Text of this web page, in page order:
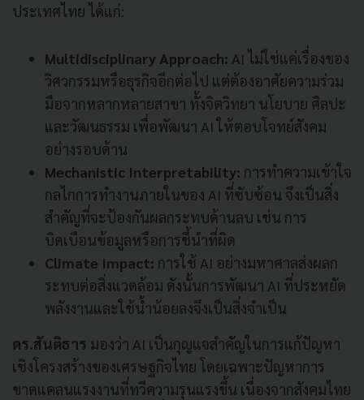
ประเทศไทย ได้แก่:
Multidisciplinary Approach: AI ไม่ใช่แค่เรื่องของ
วิศวกรรมหรือธุรกิจอีกต่อไป แต่ต้องอาศัยความร่วม
มือจากหลากหลายสาขา ทั้งจิตวิทยา นโยบาย ศิลปะ
และวัฒนธรรม เพื่อพัฒนา AI ให้ตอบโจทย์สังคม
อย่างรอบด้าน
Mechanistic Interpretability: การทำความเข้าใจ
กลไกการทำงานภายในของ AI ที่ซับซ้อน จึงเป็นสิ่ง
สำคัญที่จะป้องกันผลกระทบด้านลบ เช่น การ
บิดเบือนข้อมูลหรือการชี้นำที่ผิด
Climate Impact: การใช้ AI อย่างมหาศาลส่งผลก
ระทบต่อสิ่งแวดล้อม ดังนั้นการพัฒนา AI ที่ประหยัด
พลังงานและใช้น้ำน้อยลงจึงเป็นสิ่งจำเป็น
ดร.สันติธาร มองว่า AI เป็นกุญแจสำคัญในการแก้ปัญหา
เชิงโครงสร้างของเศรษฐกิจไทย โดยเฉพาะปัญหาการ
ขาดแคลนแรงงานที่ทวีความรุนแรงขึ้น เนื่องจากสังคมไทย